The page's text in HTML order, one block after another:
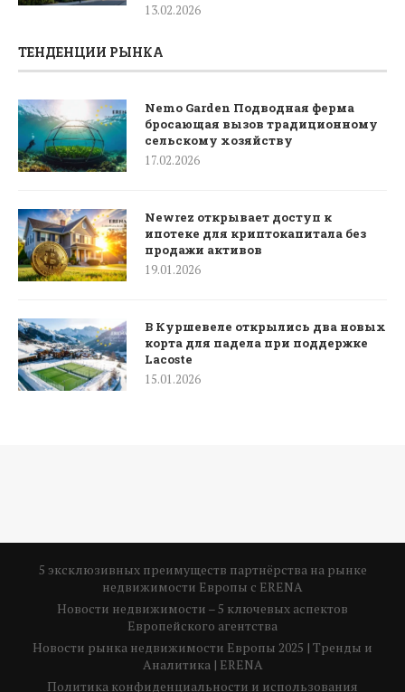
13.02.2026
ТЕНДЕНЦИИ РЫНКА
Nemo Garden Подводная ферма
бросающая вызов традиционному
сельскому хозяйству
17.02.2026
Newrez открывает доступ к
ипотеке для криптокапитала без
продажи активов
19.01.2026
В Куршевеле открылись два новых
корта для падела при поддержке
Lacoste
15.01.2026
5 эксклюзивных преимуществ партнёрства на рынке
недвижимости Европы с ERENA
Новости недвижимости – 5 ключевых аспектов
Европейского агентства
Новости рынка недвижимости Европы 2025 | Тренды и
Аналитика | ERENA
Политика конфиденциальности и использования